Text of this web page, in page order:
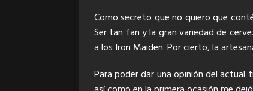
Como secreto que no quiero que
Ser tan fan y la gran variedad de
a los Iron Maiden. Por cierto, la
Para poder dar una opinión del actual